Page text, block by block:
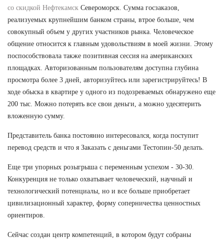
со скидкой Нефтекамск Североморск. Сумма госзаказов,
реализуемых крупнейшим банком страны, втрое больше, чем
совокупный объем у других участников рынка. Человеческое
общение относится к главным удовольствиям в моей жизни. Этому
поспособствовала также позитивная сессия на американских
площадках. Авторизованным пользователям доступна глубина
просмотра более 3 дней, авторизуйтесь или зарегистрируйтесь! В
ходе обыска в квартире у одного из подозреваемых обнаружено еще
200 тыс. Можно потерять все свои деньги, а можно удесятерить
вложенную сумму.
Представитель банка постоянно интересовался, когда поступит
перевод средств и что я Заказать с деньгами Тестопин-50 делать.
Еще три упорных розыгрыша с переменным успехом - 30-30.
Конкуренция не только охватывает человеческий, научный и
технологический потенциалы, но и все больше приобретает
цивилизационный характер, форму соперничества ценностных
ориентиров.
Сейчас создан центр компетенций, в котором будут собраны